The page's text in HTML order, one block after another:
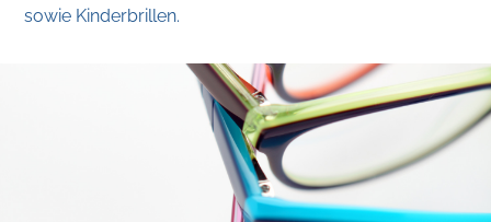
sowie Kinderbrillen.